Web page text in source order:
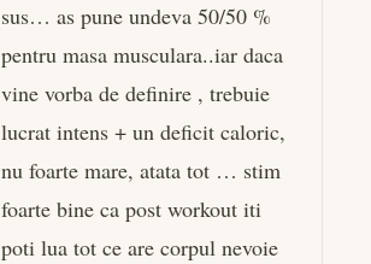
sus… as pune undeva 50/50 %
pentru masa musculara..iar daca
vine vorba de definire , trebuie
lucrat intens + un deficit caloric,
nu foarte mare, atata tot … stim
foarte bine ca post workout iti
poti lua tot ce are corpul nevoie